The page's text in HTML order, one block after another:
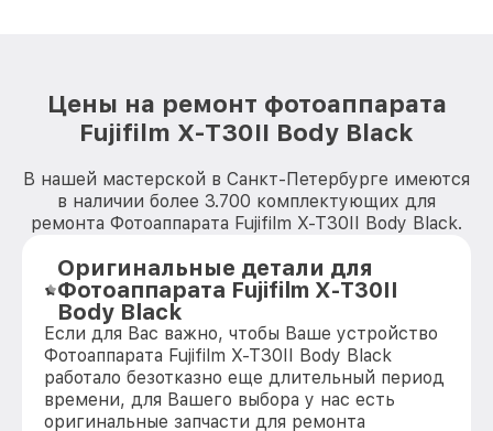
Цены на ремонт фотоаппарата
Fujifilm X-T30II Body Black
В нашей мастерской в Санкт-Петербурге имеются
в наличии более 3.700 комплектующих для
ремонта Фотоаппарата Fujifilm X-T30II Body Black.
Оригинальные детали для
Фотоаппарата Fujifilm X-T30II
Body Black
Если для Вас важно, чтобы Ваше устройство
Фотоаппарата Fujifilm X-T30II Body Black
работало безотказно еще длительный период
времени, для Вашего выбора у нас есть
оригинальные запчасти для ремонта